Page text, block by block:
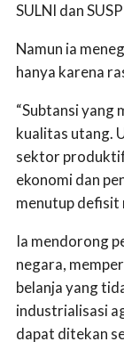
SULNI dan
Namun ia
hanya karena
“Subtansi yang
kualitas utang.
sektor
ekonomi dan
menutup defisit
Ia mendorong
negara,
belanja yang
industrialisasi
dapat ditekan